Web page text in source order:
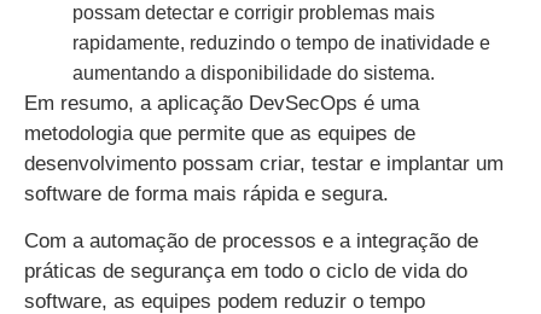
possam detectar e corrigir problemas mais
rapidamente, reduzindo o tempo de inatividade e
aumentando a disponibilidade do sistema.
Em resumo, a aplicação DevSecOps é uma
metodologia que permite que as equipes de
desenvolvimento possam criar, testar e implantar um
software de forma mais rápida e segura.
Com a automação de processos e a integração de
práticas de segurança em todo o ciclo de vida do
software, as equipes podem reduzir o tempo